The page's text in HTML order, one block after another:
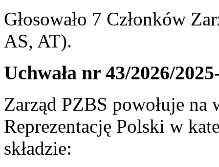
Głosowało 7 Członków
AS, AT).
Uchwała nr 43/2026/
Zarząd PZBS powołuje na
Reprezentację Polski w
składzie: